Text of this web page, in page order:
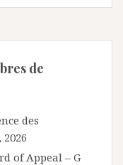
de
des
of Appeal – G